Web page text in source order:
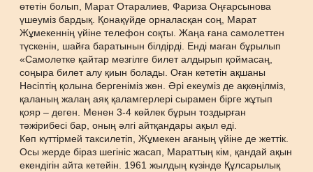
өтетін болып, Марат Отаралиев, Фариза Оңғарсынова
үшеуміз бардық. Қонақүйде орналасқан соң, Марат
Жұмекеннің үйіне телефон соқты. Жаңа ғана самолеттен
түскенін, шайға баратынын білдірді. Енді маған бұрылып
«Самолетке қайтар мезгілге билет алдырып қоймасаң,
соңыра билет алу қиын болады. Оған кететін ақшаны
Нәсіптің қолына бергеніміз жөн. Әрі екеуміз де ақкөңілміз,
қаланың жалаң аяқ қаламгерлері сырамен бірге жұтып
қояр – деген. Менен 3-4 көйлек бұрын тоздырған
тәжірибесі бар, оның әлгі айтқандары ақыл еді.
Көп күттірмей таксилетіп, Жұмекен ағаның үйіне де жеттік.
Осы жерде біраз шегініс жасап, Мараттың кім, қандай ақын
екендігін айта кетейін. 1961 жылдың күзінде Құлсарылық